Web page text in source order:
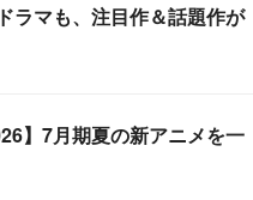
ラマも、注目作＆話題作が
】7月期夏の新アニメを一